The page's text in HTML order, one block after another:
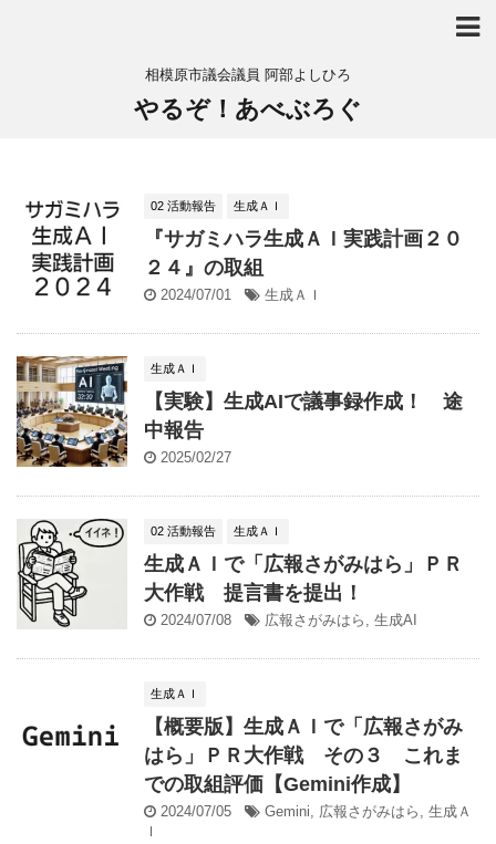
相模原市議会議員 阿部よしひろ
やるぞ！あべぶろぐ
02 活動報告 生成ＡＩ
『サガミハラ生成ＡＩ実践計画２０
２４』の取組
2024/07/01 生成ＡＩ
生成ＡＩ
【実験】生成AIで議事録作成！ 途
中報告
2025/02/27
02 活動報告 生成ＡＩ
生成ＡＩで「広報さがみはら」ＰＲ
大作戦 提言書を提出！
2024/07/08 広報さがみはら , 生成AI
生成ＡＩ
【概要版】生成ＡＩで「広報さがみ
はら」ＰＲ大作戦 その３ これま
での取組評価【Gemini作成】
2024/07/05 Gemini, 広報さがみはら , 生成Ａ
Ｉ